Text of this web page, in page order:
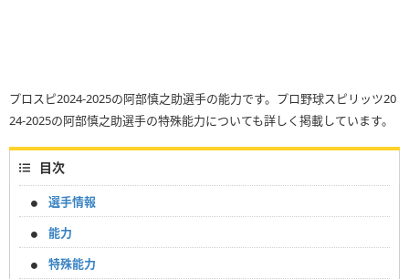
プロスピ2024-2025の阿部慎之助選手の能力です。プロ野球スピリッツ20
24-2025の阿部慎之助選手の特殊能力についても詳しく掲載しています。
目次
選手情報
能力
特殊能力